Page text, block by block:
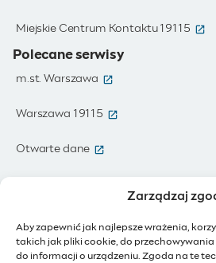
Zarządzaj
Aby zapewnić jak najlepsze wrażenia,
takich jak pliki cookie, do
do informacji o urządzeniu. Zgoda na te
Miejskie Centrum Kontaktu 19115
Polecane serwisy
m.st. Warszawa (otwiera się w
Warszawa 19115 (otwiera się w
Otwarte dane
IoT - Internet rzeczy (otwiera się w